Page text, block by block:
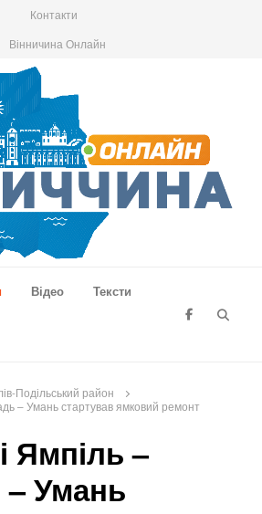
Контакти
Вінничина Онлайн
Відео Тексти
Подільський район
– Умань стартував ямковий ремонт
Ямпіль –
Умань